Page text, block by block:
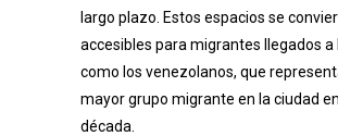
largo plazo. Estos espacios se
accesibles para migrantes llegados a
como los venezolanos, que
mayor grupo migrante en la ciudad
década.